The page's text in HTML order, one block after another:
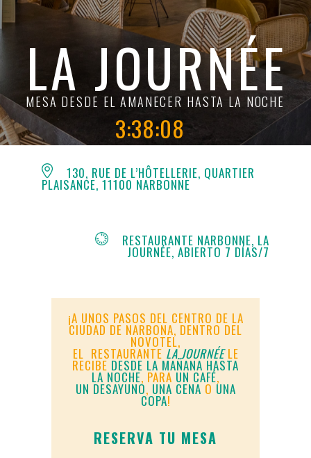
LA JOURNÉE
MESA DESDE EL AMANECER HASTA LA NOCHE
3:38:09
130, RUE DE L’HÔTELLERIE, QUARTIER
PLAISANCE, 11100 NARBONNE
RESTAURANTE NARBONNE, LA
JOURNÉE, ABIERTO 7 DÍAS/7
¡A UNOS PASOS DEL CENTRO DE LA
CIUDAD DE NARBONA, DENTRO DEL
NOVOTEL,
EL RESTAURANTE LA JOURNÉELE
RECIBE DESDE LA MAÑANA HASTA
LA NOCHE, PARA UN CAFÉ,
UN DESAYUNO, UNA CENA O UNA
COPA!
RESERVA TU MESA